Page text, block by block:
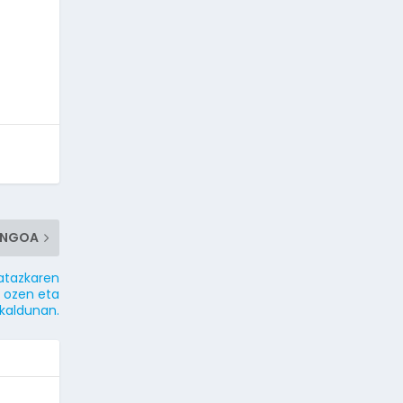
ozen eta